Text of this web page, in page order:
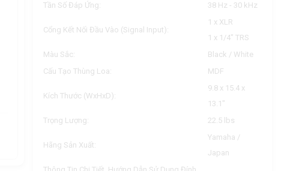
Tần Số Đáp Ứng:
38 Hz - 30 kHz
Cổng Kết Nối Đầu Vào (Signal Input):
1 x XLR
1 x 1/4" TRS
Màu Sắc:
Black / White
Cấu Tạo Thùng Loa:
MDF
Kích Thước (WxHxD):
9.8 x 15.4 x
13.1"
Trọng Lượng:
22.5 lbs
Hãng Sản Xuất:
Yamaha /
Japan